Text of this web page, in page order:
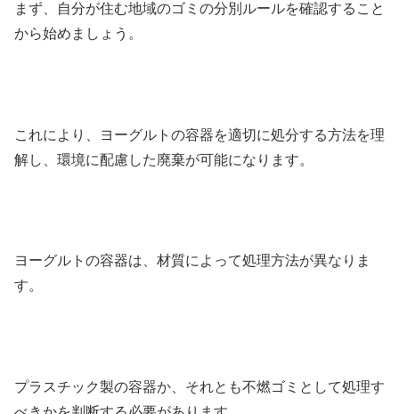
まず、自分が住む地域のゴミの分別ルールを確認すること
から始めましょう。
これにより、ヨーグルトの容器を適切に処分する方法を理
解し、環境に配慮した廃棄が可能になります。
ヨーグルトの容器は、材質によって処理方法が異なりま
す。
プラスチック製の容器か、それとも不燃ゴミとして処理す